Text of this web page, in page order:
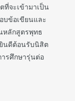
จะเข้ามาเป็น
บข้อเขียนและ
หลักสูตรพุทธ
นดีต้อนรับนิสิต
รศึกษารุ่นต่อ